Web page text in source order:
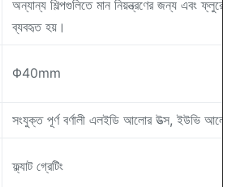
অন্যান্য শিল্পগুলিতে মান নিয়ন্ত্রণের জন্য এবং
ব্যবহৃত হয়।
Φ40mm
সংযুক্ত পূর্ণ বর্ণালী এলইডি আলোর উত্স, ইউভি আলোর
ফ্ল্যাট গ্রেটিং